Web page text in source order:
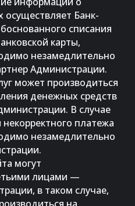
осуществляет Банк-
списания
карты,
незамедлительно
Администрации.
может производиться
денежных средств
В случае
платежа
незамедлительно
могут
лицами —
в таком случае,